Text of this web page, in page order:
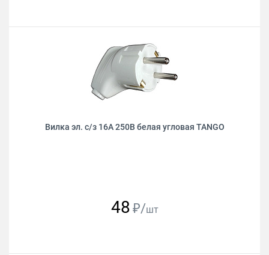
Вилка эл. с/з 16А 250В белая угловая TANGO
48 ₽/шт